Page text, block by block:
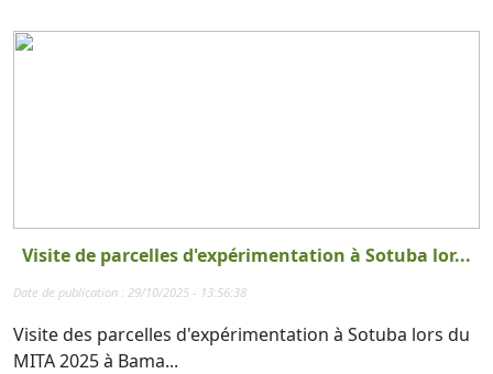
Visite de parcelles d'expérimentation à Sotuba lor...
Date de publication : 29/10/2025 - 13:56:38
Visite des parcelles d'expérimentation à Sotuba lors du
MITA 2025 à Bama...